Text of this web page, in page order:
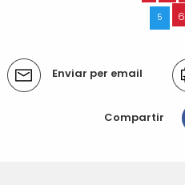
5 6
Accions
del
Enviar per email
Compartir